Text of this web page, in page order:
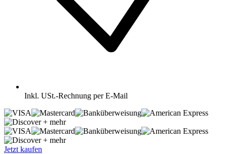
Inkl. USt.-Rechnung per E-Mail
+ mehr
+ mehr
Jetzt kaufen